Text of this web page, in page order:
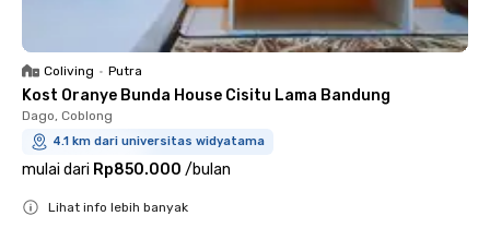
Coliving • Putra
Kost Oranye Bunda House Cisitu Lama Bandung
Dago, Coblong
4.1 km dari universitas widyatama
mulai dari Rp850.000 /bulan
Lihat info lebih banyak